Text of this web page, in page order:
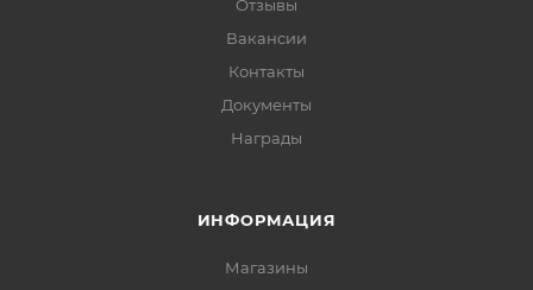
Отзывы
Вакансии
Контакты
Документы
Награды
ИНФОРМАЦИЯ
Магазины